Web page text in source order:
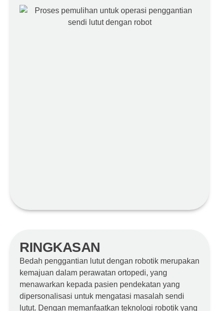
RINGKASAN
Bedah penggantian lutut dengan robotik merupakan
kemajuan dalam perawatan ortopedi, yang
menawarkan kepada pasien pendekatan yang
dipersonalisasi untuk mengatasi masalah sendi
lutut. Dengan memanfaatkan teknologi robotik yang